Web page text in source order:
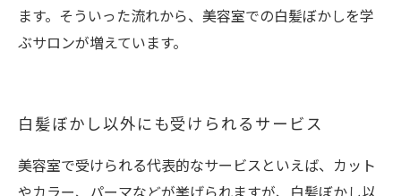
ます。そういった流れから、美容室での白髪ぼかしを学
ぶサロンが増えています。
白髪ぼかし以外にも受けられるサービス
美容室で受けられる代表的なサービスといえば、カット
やカラー、パーマなどが挙げられますが、白髪ぼかし以